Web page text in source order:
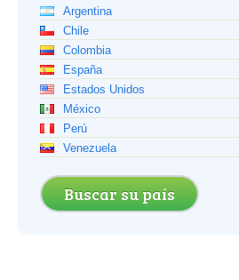
Argentina
Chile
Colombia
España
Estados Unidos
México
Perú
Venezuela
Buscar su país